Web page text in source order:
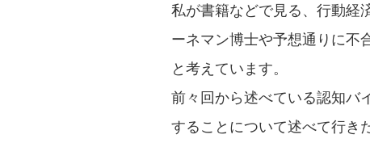
私が書籍などで見る、行動経
ーネマン博士や予想通りに不
と考えています。
前々回から述べている認知バ
することについて述べて行き